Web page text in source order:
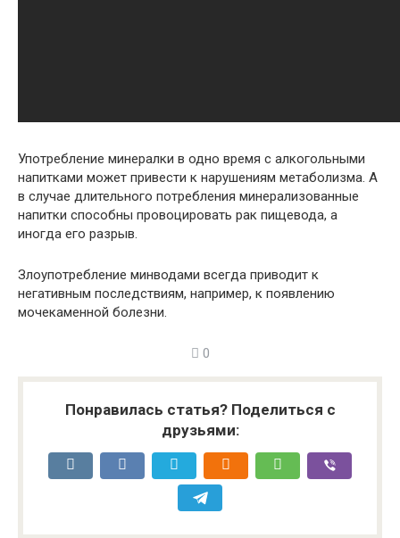
Употребление минералки в одно время с алкогольными
напитками может привести к нарушениям метаболизма. А
в случае длительного потребления минерализованные
напитки способны провоцировать рак пищевода, а
иногда его разрыв.
Злоупотребление минводами всегда приводит к
негативным последствиям, например, к появлению
мочекаменной болезни.
0
Понравилась статья? Поделиться с
друзьями: